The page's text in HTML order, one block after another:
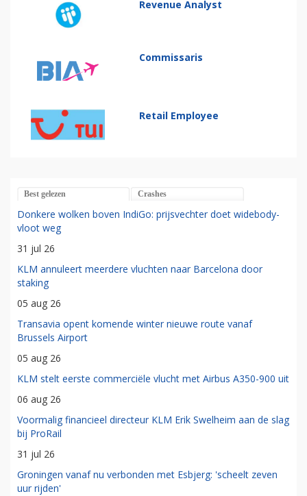
Revenue Analyst
Commissaris
Retail Employee
Best gelezen Crashes
Donkere wolken boven IndiGo: prijsvechter doet widebody-
vloot weg
31 jul 26
KLM annuleert meerdere vluchten naar Barcelona door
staking
05 aug 26
Transavia opent komende winter nieuwe route vanaf
Brussels Airport
05 aug 26
KLM stelt eerste commerciële vlucht met Airbus A350-900 uit
06 aug 26
Voormalig financieel directeur KLM Erik Swelheim aan de slag
bij ProRail
31 jul 26
Groningen vanaf nu verbonden met Esbjerg: 'scheelt zeven
uur rijden'